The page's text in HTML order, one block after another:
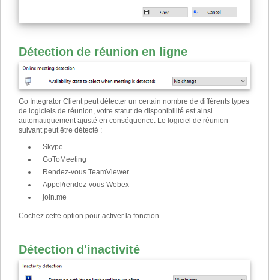
Détection de réunion en ligne
Go Integrator Client peut détecter un certain nombre de différents types
de logiciels de réunion, votre statut de disponibilité est ainsi
automatiquement ajusté en conséquence. Le logiciel de réunion
suivant peut être détecté :
Skype
GoToMeeting
Rendez-vous TeamViewer
Appel/rendez-vous Webex
join.me
Cochez cette option pour activer la fonction.
Détection d'inactivité